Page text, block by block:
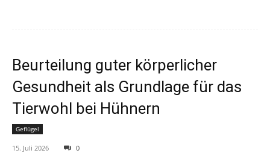
Beurteilung guter körperlicher
Gesundheit als Grundlage für das
Tierwohl bei Hühnern
Geflügel
15. Juli 2026 0